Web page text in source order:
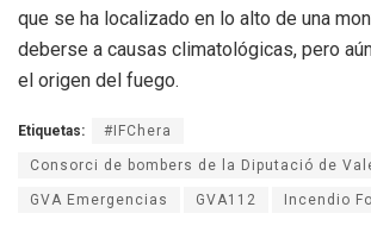
que se ha localizado en lo alto de una
deberse a causas climatológicas, pero
el origen del fuego.
Etiquetas: #IFChera
Consorci de bombers de la Diputació de
GVA Emergencias GVA112 Incendio